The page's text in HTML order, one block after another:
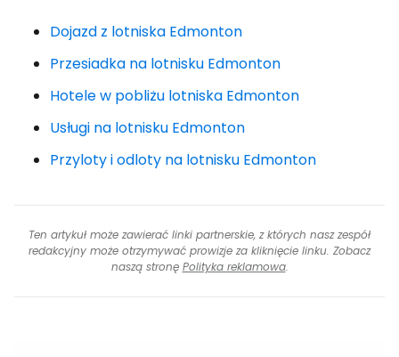
Dojazd z lotniska Edmonton
Przesiadka na lotnisku Edmonton
Hotele w pobliżu lotniska Edmonton
Usługi na lotnisku Edmonton
Przyloty i odloty na lotnisku Edmonton
Ten artykuł może zawierać linki partnerskie, z których nasz zespół
redakcyjny może otrzymywać prowizje za kliknięcie linku. Zobacz
naszą stronę Polityka reklamowa.